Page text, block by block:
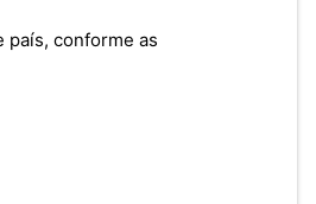
país, conforme as